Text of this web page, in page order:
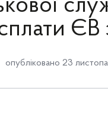
ЄВ
опубліковано 23